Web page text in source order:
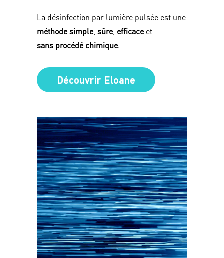
La désinfection par lumière pulsée est une
méthode simple, sûre, efficaceet
sans procédé chimique.
Découvrir Eloane